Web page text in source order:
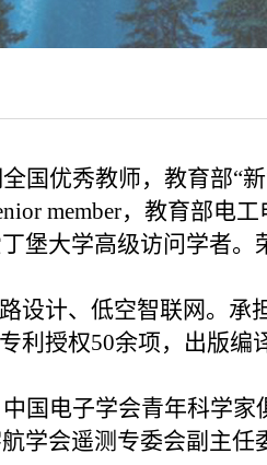
国优秀教师，教育部“新
member， 教育部电工
堡大学高级访问学者。
计、低空智联网。承
利授权50余项，出版编
国电子学会青年科学
学会遥测专委会副主